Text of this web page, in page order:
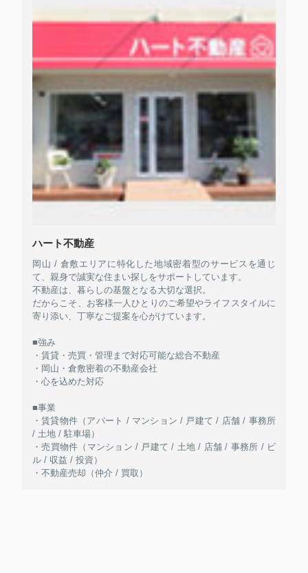
ハート不動産
岡山 / 倉敷エリアに特化した地域密着型のサービスを通じ
て、親身で誠実な住まい探しをサポートしています。
不動産は、暮らしの基盤となる大切な選択。
だからこそ、お客様一人ひとりのご希望やライフスタイルに
寄り添い、丁寧なご提案を心がけています。
■強み
・賃貸・売買・管理まで対応可能な総合不動産
・岡山・倉敷密着の不動産会社
・心を込めた対応
■事業
・賃貸物件（アパート / マンション / 戸建て / 店舗 / 事務所
/ 土地 / 駐車場）
・売買物件（マンション / 戸建て / 土地 / 店舗 / 事務所 / ビ
ル / 収益 / 投資）
・不動産売却（仲介 / 買取）